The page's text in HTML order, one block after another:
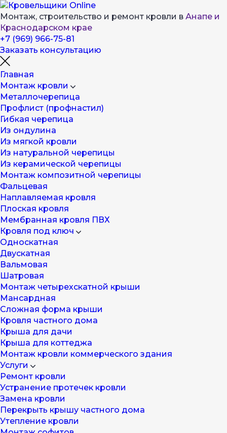
Монтаж, строительство и ремонт кровли в Анапе и
Краснодарском крае
+7 (969) 966-75-81
Заказать консультацию
Главная
Монтаж кровли
Металлочерепица
Профлист (профнастил)
Гибкая черепица
Из ондулина
Из мягкой кровли
Из натуральной черепицы
Из керамической черепицы
Монтаж композитной черепицы
Фальцевая
Наплавляемая кровля
Плоская кровля
Мембранная кровля ПВХ
Кровля под ключ
Односкатная
Двускатная
Вальмовая
Шатровая
Монтаж четырехскатной крыши
Мансардная
Cложная форма крыши
Кровля частного дома
Крыша для дачи
Крыша для коттеджа
Монтаж кровли коммерческого здания
Услуги
Ремонт кровли
Устранение протечек кровли
Замена кровли
Перекрыть крышу частного дома
Утепление кровли